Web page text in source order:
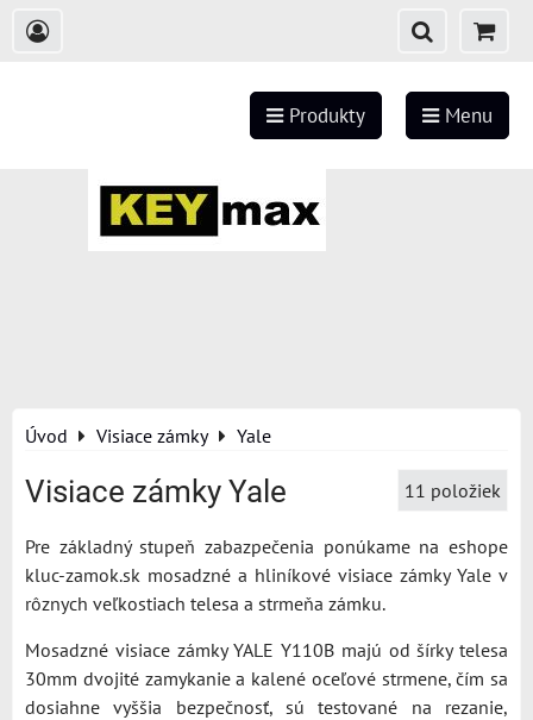
Produkty Menu
Úvod Visiace zámky Yale
Visiace zámky Yale 11 položiek
Pre základný stupeň zabazpečenia ponúkame na eshope
kluc-zamok.sk mosadzné a hliníkové visiace zámky Yale v
rôznych veľkostiach telesa a strmeňa zámku.
Mosadzné visiace zámky YALE Y110B majú od šírky telesa
30mm dvojité zamykanie a kalené oceľové strmene, čím sa
dosiahne vyššia bezpečnosť, sú testované na rezanie,